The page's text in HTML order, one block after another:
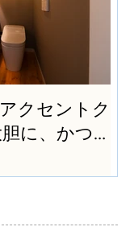
クセントク
に、かつ